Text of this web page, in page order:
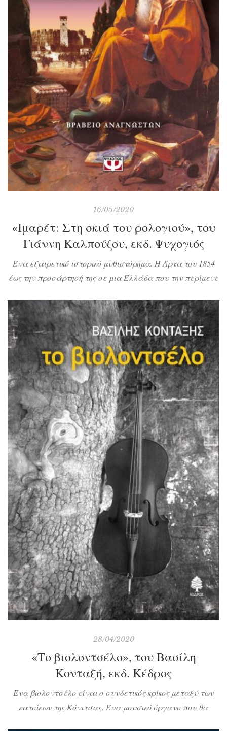
16/05/2020
«Ιμαρέτ: Στη σκιά του ρολογιού», του
Γιάννη Καλπούζου, εκδ. Ψυχογιός
Ένα εξαιρετικό ιστορικό μυθιστόρημα. Η Άρτα του 1854
έως την προσάρτησή της σε μια Ελλάδα που την περίμενε
χαρακτηριστικά ο συγγραφέας. Ειλικρινά δεν ξέρω τι να
πρωτογράψω και τι να πρωτοσχολιάσω. Πρώτα πρώτα οι
χαρακτήρες είναι καταπληκτικοί: ολοκληρωμένοι,
αναπτύσσονται και εξελίσσονται μαζί με την πόλη τους,
ξεκάθαρα καλοί και […]
28/04/2020
«Το βιολοντσέλο», του Βασίλη
Κονταξή, εκδ. Κέδρος
Ένα βιολοντσέλο είναι ο συνδετικός κρίκος μεταξύ των
κατοίκων της Κόνιτσας. Ένα μουσικό όργανο που θα